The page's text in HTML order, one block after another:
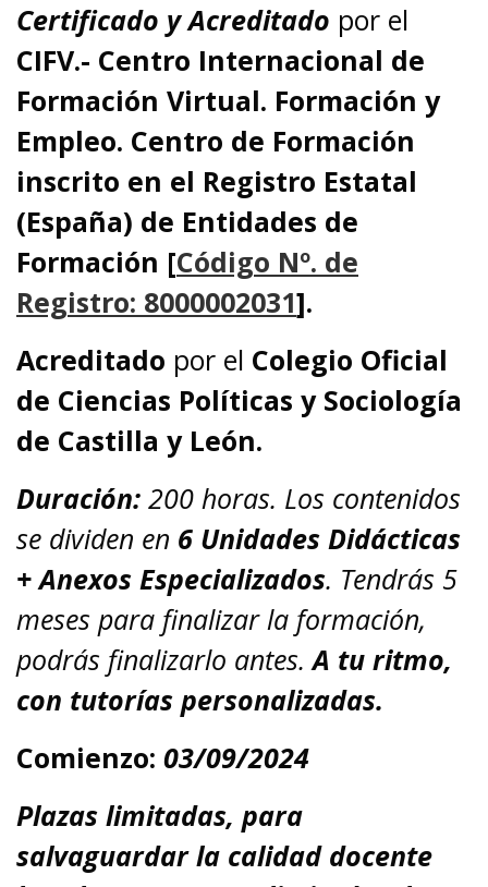
Certificado y Acreditado por el
CIFV.- Centro Internacional de
Formación Virtual. Formación y
Empleo. Centro de Formación
inscrito en el Registro Estatal
(España) de Entidades de
Formación [Código Nº. de
Registro: 8000002031].
Acreditado por el Colegio Oficial
de Ciencias Políticas y Sociología
de Castilla y León.
Duración: 200 horas. Los contenidos
se dividen en 6 Unidades Didácticas
+ Anexos Especializados. Tendrás 5
meses para finalizar la formación,
podrás finalizarlo antes.A tu ritmo,
con tutorías personalizadas.
Comienzo: 03/09/2024
Plazas limitadas, para
salvaguardar la calidad docente